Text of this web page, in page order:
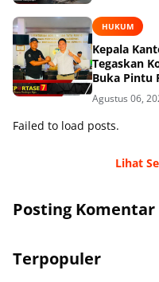
HUKUM
Kepala
Tegaskan
Buka Pintu
Agustus 06,
Failed to load posts.
Lihat
Posting Komentar
Terpopuler